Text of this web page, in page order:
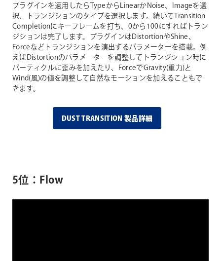
プラグインを適用したらTypeからLinearかNoise、Imageを選
択、トランジションのタイプを選択します。続いてTransition
Completionにキーフレームを打ち、0から100にすればトラン
ジションは完了します。プラグインはDistortionやShine、
Forceなどトランジションを演出するパラメーターを搭載。例
えばDistortionのパラメーターを調整してトランジション時に
パーティクルに歪みを加えたり、ForceでGravity(重力)と
Wind(風)の値を調整して自然なモーションを加えることもで
きます。
DUST TRANSITION 製品詳細
5位：Flow